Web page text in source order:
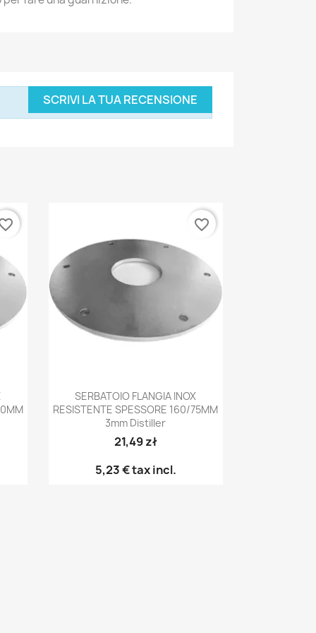
SCRIVI LA TUA RECENSIONE
Anteprima
SERBATOIO FLANGIA INOX
RESISTENTE SPESSORE 160/75MM
3mm Distiller
21,49 zł
5,23 €tax incl.
favorite_border